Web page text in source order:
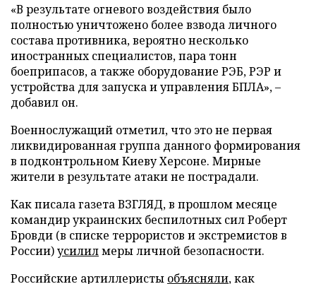
«В результате огневого воздействия было
полностью уничтожено более взвода личного
состава противника, вероятно несколько
иностранных специалистов, пара тонн
боеприпасов, а также оборудование РЭБ, РЭР и
устройства для запуска и управления БПЛА», –
добавил он.
Военнослужащий отметил, что это не первая
ликвидированная группа данного формирования
в подконтрольном Киеву Херсоне. Мирные
жители в результате атаки не пострадали.
Как писала газета ВЗГЛЯД, в прошлом месяце
командир украинских беспилотных сил Роберт
Бровди (в списке террористов и экстремистов в
России)усилилмеры личной безопасности.
Российские артиллеристы объясняли, как